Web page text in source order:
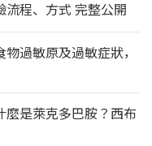
流程、方式 完整公開
過敏原及過敏症狀，
麼是萊克多巴胺？西布